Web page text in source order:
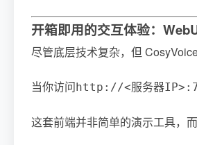
开箱即用的交互体验：
尽管底层技术复杂，但
当你访问http://<服务器
这套前端并非简单的演示工具，